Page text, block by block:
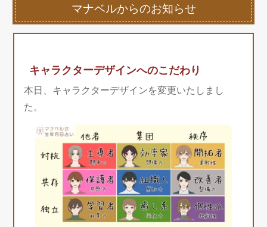
マナベルからのお知らせ
キャラクターデザインへのこだわり
本日、キャラクターデザインを変更いたしまし
た。